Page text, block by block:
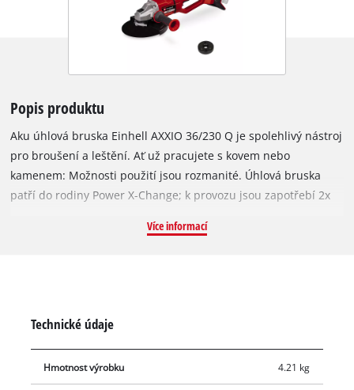
Popis produktu
Aku úhlová bruska Einhell AXXIO 36/230 Q je spolehlivý nástroj
pro broušení a leštění. Ať už pracujete s kovem nebo
kamenem: Možnosti použití jsou rozmanité. Úhlová bruska
patří do rodiny Power X-Change; k provozu jsou zapotřebí 2x
bezkartáčovému motoru je zaručen vyšší výkon a delší doba
zajišťuje práci při minimálních vibracích. Štíhlý design s
ergonomickou rukojetí Softgrip umožňuje pohodlné používání,
zatímco přídavnou rukojeť lze flexibilně namontovat ve 3
Více informací
Technické údaje
Hmotnost výrobku 4.21 kg